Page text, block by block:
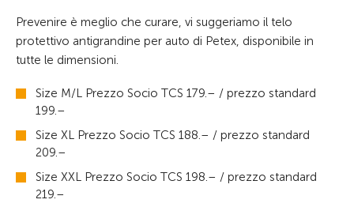
Prevenire è meglio che curare, vi suggeriamo il telo
protettivo antigrandine per auto di Petex, disponibile in
tutte le dimensioni.
Size M/L Prezzo Socio TCS 179.– / prezzo standard
199.–
Size XL Prezzo Socio TCS 188.– / prezzo standard
209.–
Size XXL Prezzo Socio TCS 198.– / prezzo standard
219.–